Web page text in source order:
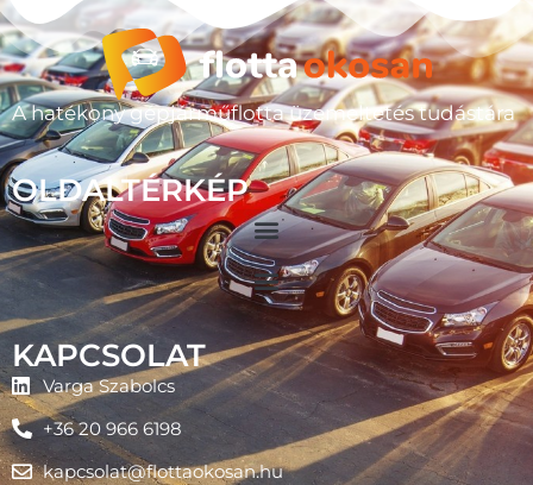
A hatékony gépjárműflotta üzemeltetés tudástára
OLDALTÉRKÉP
KAPCSOLAT
Varga Szabolcs
+36 20 966 6198
kapcsolat@flottaokosan.hu